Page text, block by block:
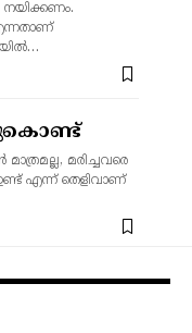
മരിച്ചവരെ
എന്ന് തെളിവാണ്